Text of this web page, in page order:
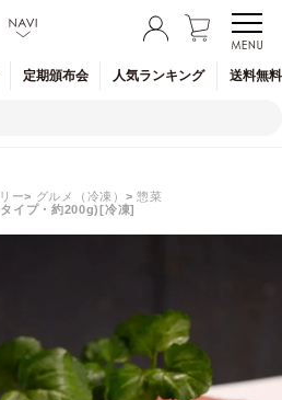
定期頒布会 人気ランキング 送料無
ー グルメ（冷凍）
惣菜
イプ・約200g)[冷凍]